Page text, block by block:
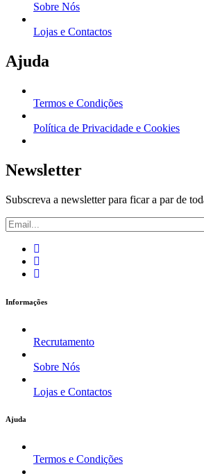
Sobre Nós
Lojas e Contactos
Ajuda
Termos e Condições
Política de Privacidade e Cookies
Newsletter
Subscreva a newsletter para ficar a par de
Informações
Recrutamento
Sobre Nós
Lojas e Contactos
Ajuda
Termos e Condições